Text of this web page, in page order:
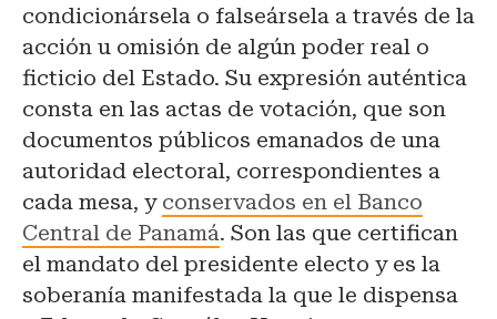
condicionársela o falseársela a través de la
acción u omisión de algún poder real o
ficticio del Estado. Su expresión auténtica
consta en las actas de votación, que son
documentos públicos emanados de una
autoridad electoral, correspondientes a
cada mesa, y conservados en el Banco
Central de Panamá. Son las que certifican
el mandato del presidente electo y es la
soberanía manifestada la que le dispensa